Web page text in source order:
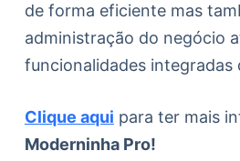
de forma eficiente mas
administração do negócio
funcionalidades integradas
Clique aqui para ter mais
Moderninha Pro!